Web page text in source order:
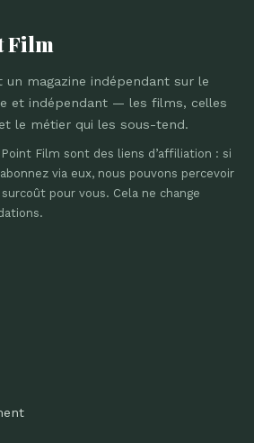
Film
un magazine indépendant sur le
et indépendant — les films, celles
le métier qui les sous-tend.
Point Film sont des liens d’affiliation : si
via eux, nous pouvons percevoir
pour vous. Cela ne change